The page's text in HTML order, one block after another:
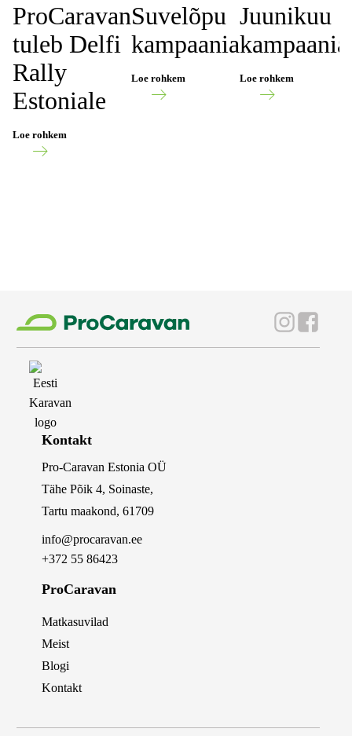
ProCaravan
tuleb Delfi
Rally
Estoniale
Loe rohkem
Suvelõpu
kampaania
Loe rohkem
Juunikuu
kampaania
Loe rohkem
Kontakt
Pro-Caravan Estonia OÜ
Tähe Põik 4, Soinaste,
Tartu maakond, 61709
info@procaravan.ee
+372 55 86423
ProCaravan
Matkasuvilad
Meist
Blogi
Kontakt